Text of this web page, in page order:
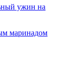
ужин на